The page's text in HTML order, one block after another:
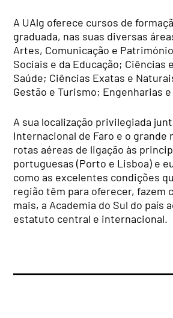
A UAlg oferece cursos de
graduada, nas suas diversas
Artes, Comunicação e
Sociais e da Educação; Ciências
Saúde; Ciências Exatas e
Gestão e Turismo; Engenharias
A sua localização privilegiada
Internacional de Faro e o grande
rotas aéreas de ligação às
portuguesas (Porto e Lisboa) e
como as excelentes condições
região têm para oferecer, fazem
mais, a Academia do Sul do país
estatuto central e internacional.